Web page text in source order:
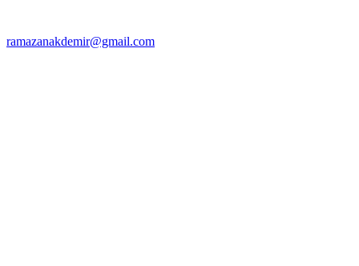
ramazanakdemir@gmail.com